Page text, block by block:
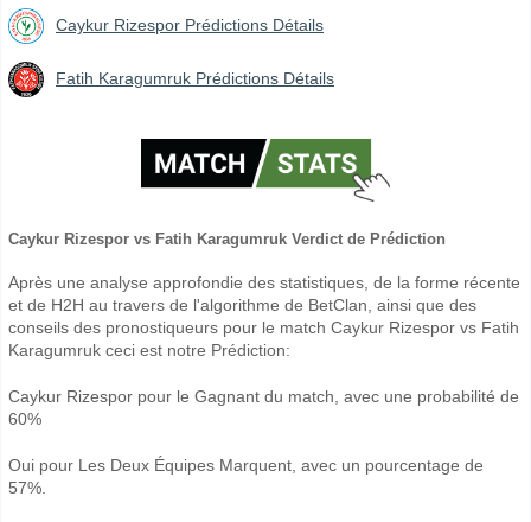
Caykur Rizespor Prédictions Détails
Fatih Karagumruk Prédictions Détails
Caykur Rizespor vs Fatih Karagumruk Verdict de Prédiction
Après une analyse approfondie des statistiques, de la forme récente
et de H2H au travers de l'algorithme de BetClan, ainsi que des
conseils des pronostiqueurs pour le match Caykur Rizespor vs Fatih
Karagumruk ceci est notre Prédiction:
Caykur Rizespor pour le Gagnant du match, avec une probabilité de
60%
Oui pour Les Deux Équipes Marquent, avec un pourcentage de
57%.